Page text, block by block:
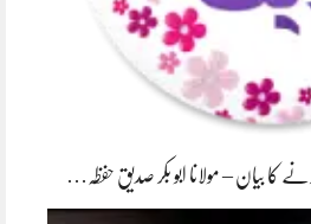
بیان – مولانا ابو بکر صدیق حفظہ…